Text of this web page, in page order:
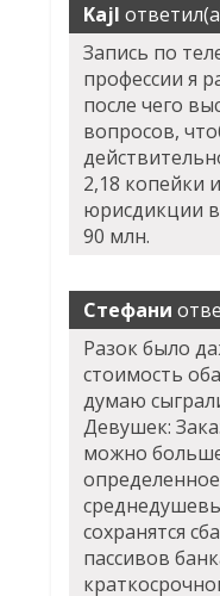
Kajl
Запись по
профессии я
после чего
вопросов,
2,18 копейки
юрисдикции в
90 млн.
Стефани
Разок было
стоимость
думаю
Девушек:
можно
сохранятся
пассивов